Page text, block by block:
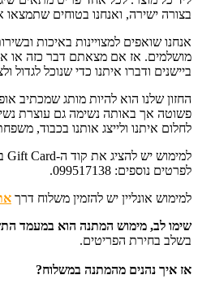
בצורה ישירה, ואנחנו בטוחים שתמצאו
אנחנו שואפים למצויינות באיכות
מושלמים. אז אם מצאתם דבר כזה או
ביישנים ודברו איתנו כדי שנוכל לגדול
החזון שלנו הוא להיות מותג שמכתיב
פשוטה אך באותה נשימה גם עוצרת
לחלום איתנו ולייצג אותנו בכבוד,
לפרטים נוספים: 099517138.
למימוש אונליין יש להזמין משלוח דרך
שימו לב, מימוש המתנה הוא במעמד
בשלב בחירת הפריטים.
אז איך נהנים מהמתנה במשלוח?